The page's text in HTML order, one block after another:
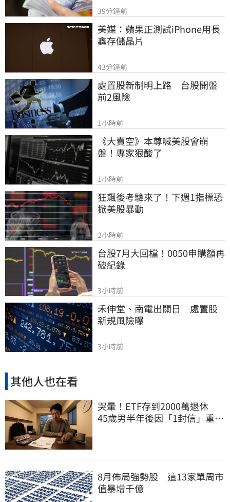
39分鐘前
美媒：蘋果正測試iPhone用長
鑫存儲晶片
43分鐘前
處置股新制明上路　台股開盤
前2風險
1小時前
《大賣空》本尊喊美股會崩
盤！專家狠酸了
1小時前
狂飆後考驗來了！下週1指標恐
掀美股暴動
2小時前
台股7月大回檔！0050申購額再
破紀錄
3小時前
禾伸堂、南電出關日　處置股
新規風險曝
3小時前
其他人也在看
哭暈！ETF存到2000萬退休
45歲男半年後因「1封信」重回
8月佈局強勢股 這13家單周市
值暴增千億